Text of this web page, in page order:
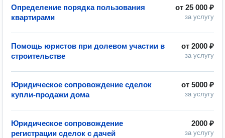
от 25 000 ₽
за услугу
Определение порядка пользования
квартирами
от 2000 ₽
за услугу
Помощь юристов при долевом участии в
строительстве
от 5000 ₽
за услугу
Юридическое сопровождение сделок
купли-продажи дома
2000 ₽
за услугу
Юридическое сопровождение
регистрации сделок с дачей